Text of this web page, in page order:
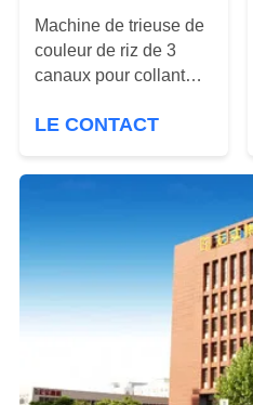
DEMANDEZ
UNE
CITATION
SITE
PRIVACY
POLICY
Machine de trieuse de
couleur de riz de 3
canaux pour collant
LE CONTACT